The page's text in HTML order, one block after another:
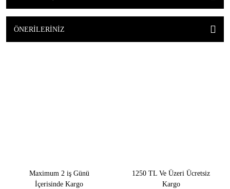
ÖNERILERINIZ
Maximum 2 iş Günü
İçerisinde Kargo
1250 TL Ve Üzeri Ücretsiz
Kargo